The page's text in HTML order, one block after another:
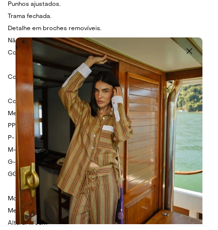
Punhos ajustados.
Trama fechada.
Detalhe em broches removíveis.
Não possui fechamento.
Combine com calça preta e scarpin para look casual chique.
Cor: Azul.
Composição: 80% viscose, 15% poliamida e 5% elastano.
Medidas:
PP- Busto: 104cm - Cintura: 96cm - Comprimento: 55cm.
P- Busto: 108cm - Cintura: 100cm - Comprimento: 57cm.
M- Busto: 112cm - Cintura: 104cm - Comprimento: 59cm.
G- Busto: 116cm - Cintura: 108cm - Comprimento: 61cm.
GG- Busto: 120cm - Cintura: 112cm - Comprimento: 63cm.
Modelo veste tamanho P.
Medidas da Modelo:
Altura: 1.75cm